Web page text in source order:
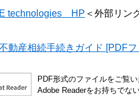
technologies HP ＜外部リン
動産相続手続きガイド [PDF
PDF形式のファイルをご覧
Adobe Readerをお持ちでな